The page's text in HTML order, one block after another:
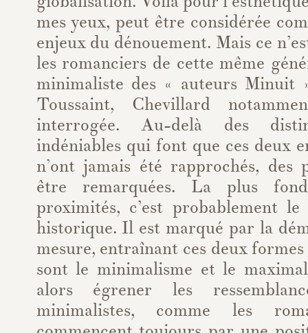
mes yeux, peut être considérée
enjeux du dénouement. Mais ce
les romanciers de cette même
minimaliste des « auteurs Minuit
Toussaint, Chevillard
interrogée. Au-delà des
indéniables qui font que ces deux
n’ont jamais été rapprochés, des
être remarquées. La plus
proximités, c’est probablement
historique. Il est marqué par la
mesure, entraînant ces deux
sont le minimalisme et le
alors égrener les
minimalistes, comme les